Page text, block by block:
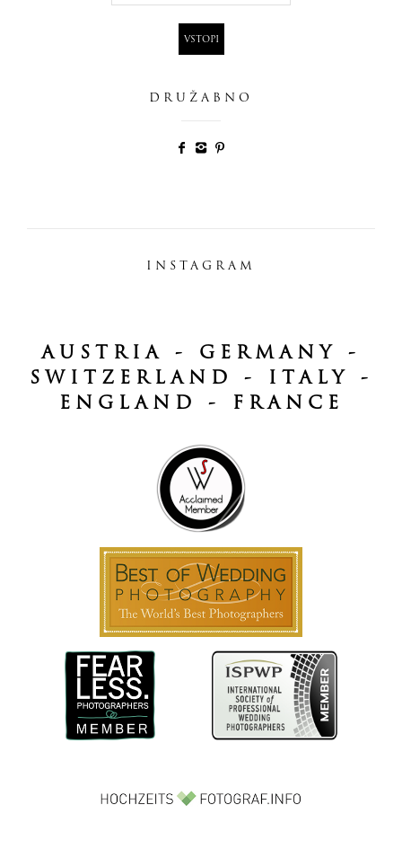
DRUŽABNO
INSTAGRAM
AUSTRIA - GERMANY -
SWITZERLAND - ITALY -
ENGLAND - FRANCE